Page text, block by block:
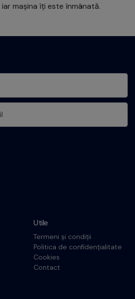
mașina îți este înmânată.
Utile
Termeni și condiții
Politica de confidențialitate
Cookies
Contact